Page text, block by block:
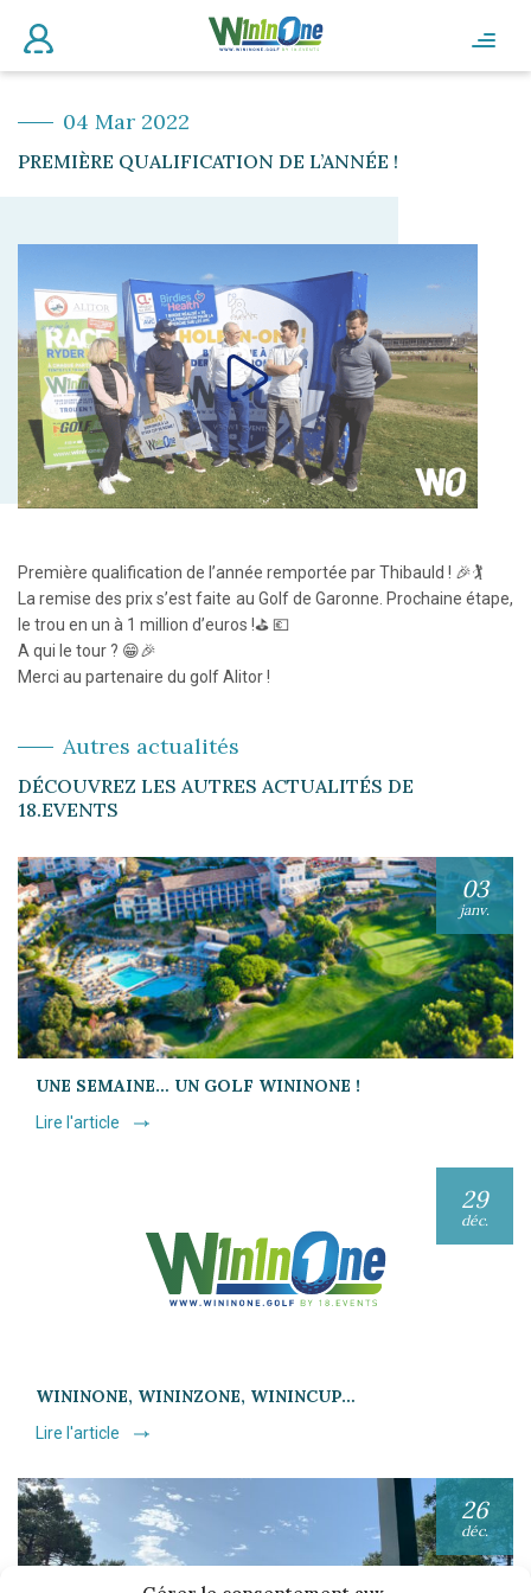
04 Mar 2022
PREMIÈRE QUALIFICATION DE L’ANNÉE !
Première qualification de l’année remportée par Thibauld ! 🎉🏌
La remise des prix s’est faite au Golf de Garonne. Prochaine étape,
le trou en un à 1 million d’euros !⛳ 💶
A qui le tour ? 😁🎉
Merci au partenaire du golf Alitor !
Autres actualités
DÉCOUVREZ LES AUTRES ACTUALITÉS DE
18.EVENTS
03
janv.
UNE SEMAINE… UN GOLF WININONE !
Lire l'article
29
déc.
WININONE, WININZONE, WININCUP…
Lire l'article
26
déc.